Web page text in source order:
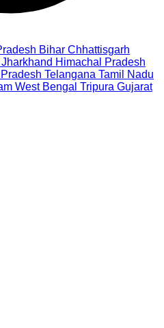
Bihar Chhattisgarh
Jharkhand Himachal Pradesh
Telangana Tamil Nadu
West Bengal Tripura Gujarat